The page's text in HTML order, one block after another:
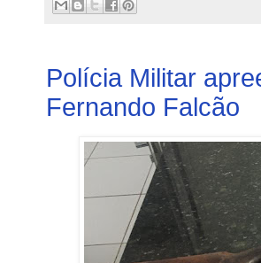
Polícia Militar
Fernando Falcão